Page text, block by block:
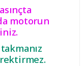
motorun